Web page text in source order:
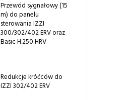
Przewód sygnałowy (15
m) do panelu
sterowania IZZI
300/302/402 ERV oraz
Basic H.250 HRV
Redukcje króćców do
IZZI 302/402 ERV